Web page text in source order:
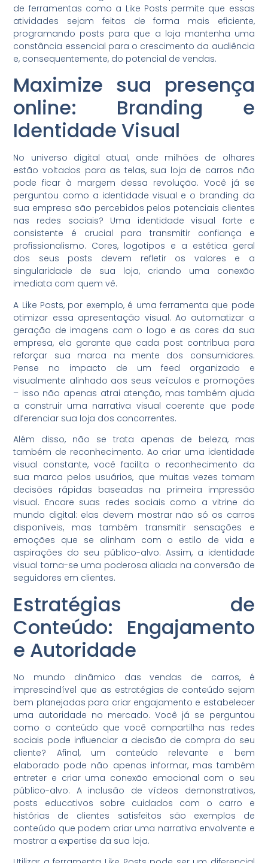
de ferramentas como a Like Posts permite que essas
atividades sejam feitas de forma mais eficiente,
programando posts para que a loja mantenha uma
constância essencial para o crescimento da audiência
e, consequentemente, do potencial de vendas.
Maximize sua presença
online: Branding e
Identidade Visual
No universo digital atual, onde milhões de olhares
estão voltados para as telas, sua loja de carros não
pode ficar à margem dessa revolução. Você já se
perguntou como a identidade visual e o branding da
sua empresa são percebidos pelos potenciais clientes
nas redes sociais? Uma identidade visual forte e
consistente é crucial para transmitir confiança e
profissionalismo. Cores, logotipos e a estética geral
dos seus posts devem refletir os valores e a
singularidade de sua loja, criando uma conexão
imediata com quem vê.
A Like Posts, por exemplo, é uma ferramenta que pode
otimizar essa apresentação visual. Ao automatizar a
geração de imagens com o logo e as cores da sua
empresa, ela garante que cada post contribua para
reforçar sua marca na mente dos consumidores.
Pense no impacto de um feed organizado e
visualmente alinhado aos seus veículos e promoções
– isso não apenas atrai atenção, mas também ajuda
a construir uma narrativa visual coerente que pode
diferenciar sua loja dos concorrentes.
Além disso, não se trata apenas de beleza, mas
também de reconhecimento. Ao criar uma identidade
visual constante, você facilita o reconhecimento da
sua marca pelos usuários, que muitas vezes tomam
decisões rápidas baseadas na primeira impressão
visual. Encare suas redes sociais como a vitrine do
mundo digital: elas devem mostrar não só os carros
disponíveis, mas também transmitir sensações e
emoções que se alinham com o estilo de vida e
aspirações do seu público-alvo. Assim, a identidade
visual torna-se uma poderosa aliada na conversão de
seguidores em clientes.
Estratégias de
Conteúdo: Engajamento
e Autoridade
No mundo dinâmico das vendas de carros, é
imprescindível que as estratégias de conteúdo sejam
bem planejadas para criar engajamento e estabelecer
uma autoridade no mercado. Você já se perguntou
como o conteúdo que você compartilha nas redes
sociais pode influenciar a decisão de compra do seu
cliente? Afinal, um conteúdo relevante e bem
elaborado pode não apenas informar, mas também
entreter e criar uma conexão emocional com o seu
público-alvo. A inclusão de vídeos demonstrativos,
posts educativos sobre cuidados com o carro e
histórias de clientes satisfeitos são exemplos de
conteúdo que podem criar uma narrativa envolvente e
mostrar a expertise da sua loja.